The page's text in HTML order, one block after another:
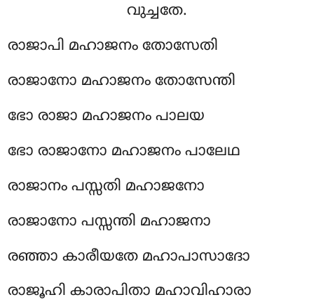
വുച്ചതേ.
രാജാപി മഹാജനം തോസേതി
രാജാനോ മഹാജനം തോസേന്തി
ഭോ രാജാ മഹാജനം പാലയ
ഭോ രാജാനോ മഹാജനം പാലേഥ
രാജാനം പസ്സതി മഹാജനോ
രാജാനോ പസ്സന്തി മഹാജനാ
രഞ്ഞാ കാരീയതേ മഹാപാസാദോ
രാജൂഹി കാരാപിതാ മഹാവിഹാരാ